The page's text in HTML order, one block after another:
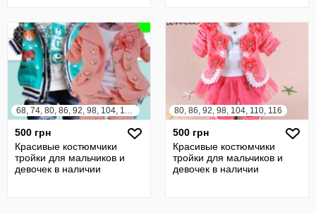
68, 74, 80, 86, 92, 98, 104, 110, 116, 122
500 грн
Красивые костюмчики
тройки для мальчиков и
девочек в наличии
80, 86, 92, 98, 104, 110, 116
500 грн
Красивые костюмчики
тройки для мальчиков и
девочек в наличии